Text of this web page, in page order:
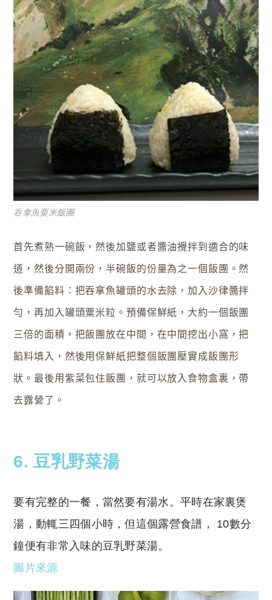
吞拿魚粟米飯團
首先煮熟一碗飯，然後加鹽或者醬油攪拌到適合的味
道，然後分開兩份，半碗飯的份量為之一個飯團。然
後準備餡料：把吞拿魚罐頭的水去除，加入沙律醬拌
勻，再加入罐頭粟米粒。預備保鮮紙，大約一個飯團
三倍的面積，把飯團放在中間，在中間挖出小窩，把
餡料填入，然後用保鮮紙把整個飯團壓實成飯團形
狀。最後用紫菜包住飯團，就可以放入食物盒裏，帶
去露營了。
6. 豆乳野菜湯
要有完整的一餐，當然要有湯水。平時在家裏煲
湯，動輒三四個小時，但這個露營食譜， 10數分
鐘便有非常入味的豆乳野菜湯。
圖片來源